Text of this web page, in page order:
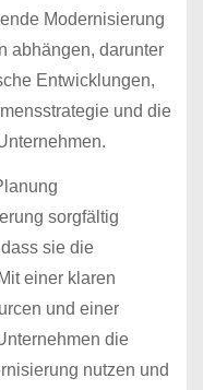
Modernisierung
abhängen, darunter
Entwicklungen,
und die
sorgfältig
sie die
einer klaren
und einer
die
nutzen und